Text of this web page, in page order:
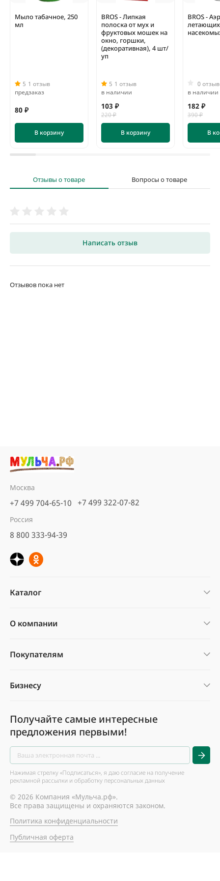
Мыло табачное, 250
мл
5 1 отзыв
предзаказ
80 ₽
В корзину
BROS - Липкая
полоска от мух и
фруктовых мошек на
окно, горшки,
(декоративная), 4 шт/
уп
5 1 отзыв
в наличии
103 ₽
220 ₽
В корзину
BROS -
летающих
0
в наличии
182 ₽
390 ₽
В
Отзывы о товаре Вопросы о товаре
Написать отзыв
Отзывов пока нет
Москва
+7 499 704-65-10 +7 499 322-07-82
Россия
8 800 333-94-39
Каталог
О компании
Покупателям
Бизнесу
Получайте самые интересные
предложения первыми!
Нажимая стрелку «Подписаться», я даю согласие на получение
рекламной рассылки и обработку персональных данных
© 2026 Компания «Мульча.рф».
Все права защищены и охраняются законом.
Политика конфиденциальности
Публичная оферта